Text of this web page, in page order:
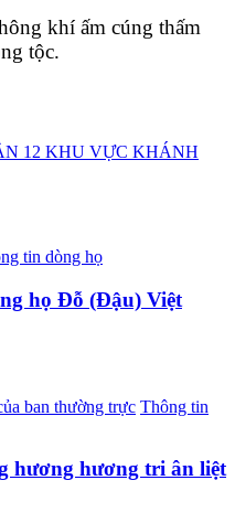
khí ấm cúng thấm
tộc.
12 KHU VỰC KHÁNH
tin dòng họ
họ Đỗ (Đậu) Việt
ban thường trực Thông tin
hương hương tri ân liệt